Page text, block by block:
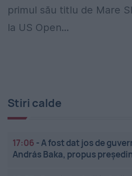
primul său titlu de Mare
la US Open...
Stiri calde
17:06 -A fost dat jos de
András Baka, propus